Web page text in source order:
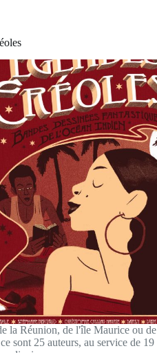
la Réunion, de l'île Maurice ou de
sont 25 auteurs, au service de 19